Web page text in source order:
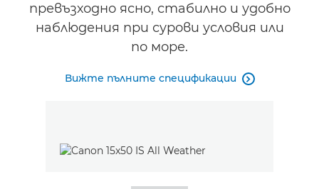
превъзходно ясно, стабилно и удобно
наблюдения при сурови условия или
по море.
Вижте пълните спецификации 